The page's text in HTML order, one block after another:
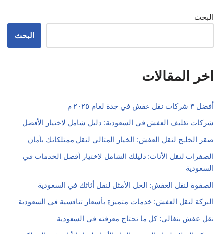
البحث
البحث
اخر المقالات
أفضل ٣ شركات نقل عفش في جدة لعام ٢٠٢٥ م
شركات تغليف العفش في السعودية: دليل شامل لاختيار الأفضل
صقر الخليج لنقل العفش: الخيار المثالي لنقل ممتلكاتك بأمان
الصفرات لنقل الأثاث: دليلك الشامل لاختيار أفضل الخدمات في
السعودية
الصفوة لنقل العفش: الحل الأمثل لنقل أثاثك في السعودية
البركة لنقل العفش: خدمات متميزة بأسعار تنافسية في السعودية
نقل عفش بنغالي: كل ما تحتاج معرفته في السعودية